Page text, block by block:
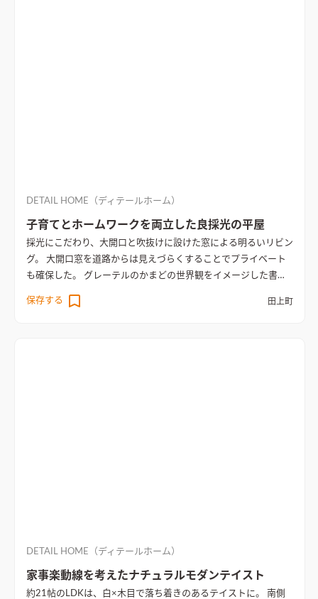
DETAIL HOME（ディテールホーム）
子育てとホームワークを両立した良採光の平屋
採光にこだわり、大開口と吹抜けに設けた窓による明るいリビン
グ。 大開口窓を道路からは見えづらくすることでプライベート
も確保した。 グレーテルのかまどの世界観をイメージした書斎
WIC、寝室を回遊できるようにすることで家事楽動線を実現。
保存する 田上町
DETAIL HOME（ディテールホーム）
家事楽動線を考えたナチュラルモダンテイスト
約21帖のLDKは、白×木目で落ち着きのあるテイストに。 南側